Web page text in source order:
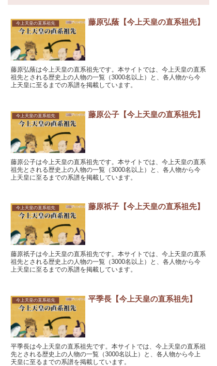
今上天皇の直系祖先 藤原弘蔭【今上天皇の直系祖先】
藤原弘蔭は今上天皇の直系祖先です。本サイトでは、今上天皇の直系
祖先とされる歴史上の人物の一覧（3000名以上）と、各人物から今
上天皇に至るまでの系譜を掲載しています。
今上天皇の直系祖先 藤原公子【今上天皇の直系祖先】
藤原公子は今上天皇の直系祖先です。本サイトでは、今上天皇の直系
祖先とされる歴史上の人物の一覧（3000名以上）と、各人物から今
上天皇に至るまでの系譜を掲載しています。
今上天皇の直系祖先 藤原祇子【今上天皇の直系祖先】
藤原祇子は今上天皇の直系祖先です。本サイトでは、今上天皇の直系
祖先とされる歴史上の人物の一覧（3000名以上）と、各人物から今
上天皇に至るまでの系譜を掲載しています。
今上天皇の直系祖先 平季長【今上天皇の直系祖先】
平季長は今上天皇の直系祖先です。本サイトでは、今上天皇の直系祖
先とされる歴史上の人物の一覧（3000名以上）と、各人物から今上
天皇に至るまでの系譜を掲載しています。